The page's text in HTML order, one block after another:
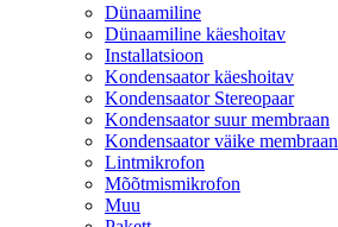
Dünaamiline
Dünaamiline käeshoitav
Installatsioon
Kondensaator käeshoitav
Kondensaator Stereopaar
Kondensaator suur membraan
Kondensaator väike membraan
Lintmikrofon
Mõõtmismikrofon
Muu